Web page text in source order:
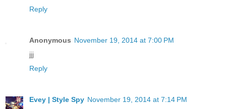
Reply
Anonymous November 19, 2014 at 7:00 PM
jjj
Reply
Evey | Style Spy November 19, 2014 at 7:14 PM